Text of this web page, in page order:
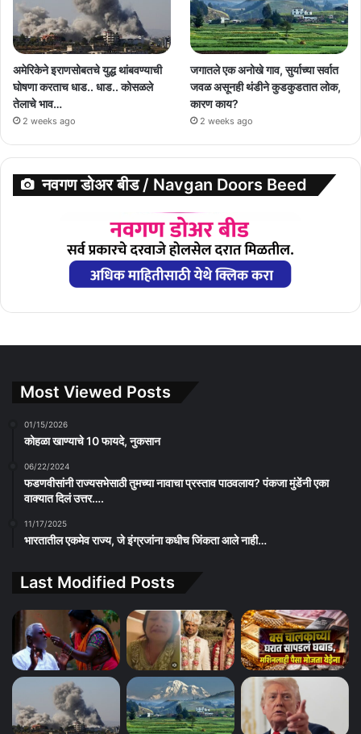
अमेरिकेने इराणसोबतचे युद्ध थांबवण्याची
घोषणा करताच धाड.. धाड.. कोसळले
तेलाचे भाव…
2 weeks ago
जगातले एक अनोखे गाव, सुर्याच्या सर्वात
जवळ असूनही थंडीने कुडकुडतात लोक,
कारण काय?
2 weeks ago
नवगण डोअर बीड / Navgan Doors Beed
Most Viewed Posts
01/15/2026
कोहळा खाण्याचे 10 फायदे, नुकसान
06/22/2024
फडणवीसांनी राज्यसभेसाठी तुमच्या नावाचा प्रस्ताव पाठवलाय? पंकजा मुंडेंनी एका
वाक्यात दिलं उत्तर….
11/17/2025
भारतातील एकमेव राज्य, जे इंग्रजांना कधीच जिंकता आले नाही…
Last Modified Posts